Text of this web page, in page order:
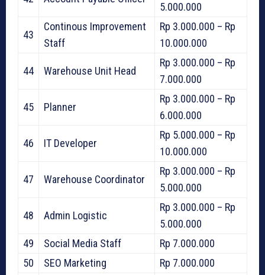
5.000.000
43
Continous Improvement
Staff
Rp 3.000.000 – Rp
10.000.000
44 Warehouse Unit Head
Rp 3.000.000 – Rp
7.000.000
45 Planner
Rp 3.000.000 – Rp
6.000.000
46 IT Developer
Rp 5.000.000 – Rp
10.000.000
47 Warehouse Coordinator
Rp 3.000.000 – Rp
5.000.000
48 Admin Logistic
Rp 3.000.000 – Rp
5.000.000
49
Social Media Staff
Rp 7.000.000
50
SEO Marketing Rp 7.000.000